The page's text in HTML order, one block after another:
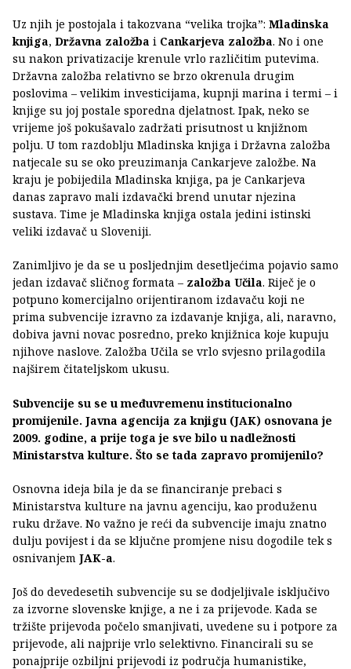
Uz njih je postojala i takozvana “velika trojka”: Mladinska
knjiga, Državna založba i Cankarjeva založba. No i one
su nakon privatizacije krenule vrlo različitim putevima.
Državna založba relativno se brzo okrenula drugim
poslovima – velikim investicijama, kupnji marina i termi – i
knjige su joj postale sporedna djelatnost. Ipak, neko se
vrijeme još pokušavalo zadržati prisutnost u knjižnom
polju. U tom razdoblju Mladinska knjiga i Državna založba
natjecale su se oko preuzimanja Cankarjeve založbe. Na
kraju je pobijedila Mladinska knjiga, pa je Cankarjeva
danas zapravo mali izdavački brend unutar njezina
sustava. Time je Mladinska knjiga ostala jedini istinski
veliki izdavač u Sloveniji.
Zanimljivo je da se u posljednjim desetljećima pojavio samo
jedan izdavač sličnog formata – založba Učila. Riječ je o
potpuno komercijalno orijentiranom izdavaču koji ne
prima subvencije izravno za izdavanje knjiga, ali, naravno,
dobiva javni novac posredno, preko knjižnica koje kupuju
njihove naslove. Založba Učila se vrlo svjesno prilagodila
najširem čitateljskom ukusu.
Subvencije su se u međuvremenu institucionalno
promijenile. Javna agencija za knjigu (JAK) osnovana je
2009. godine, a prije toga je sve bilo u nadležnosti
Ministarstva kulture. Što se tada zapravo promijenilo?
Osnovna ideja bila je da se financiranje prebaci s
Ministarstva kulture na javnu agenciju, kao produženu
ruku države. No važno je reći da subvencije imaju znatno
dulju povijest i da se ključne promjene nisu dogodile tek s
osnivanjem JAK-a.
Još do devedesetih subvencije su se dodjeljivale isključivo
za izvorne slovenske knjige, a ne i za prijevode. Kada se
tržište prijevoda počelo smanjivati, uvedene su i potpore za
prijevode, ali najprije vrlo selektivno. Financirali su se
ponajprije ozbiljni prijevodi iz područja humanistike,